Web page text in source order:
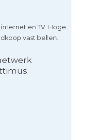
en TV. Hoge
vast bellen.